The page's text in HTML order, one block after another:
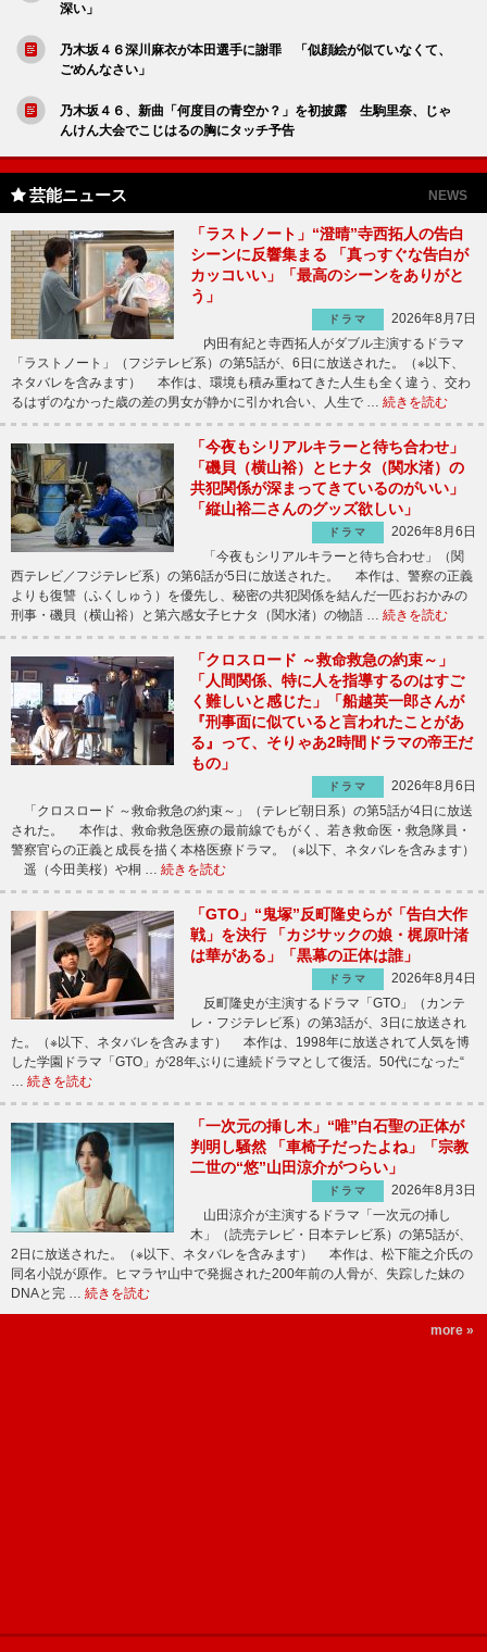
深い」
乃木坂４６深川麻衣が本田選手に謝罪 「似顔絵が似ていなくて、
ごめんなさい」
乃木坂４６、新曲「何度目の青空か？」を初披露 生駒里奈、じゃ
んけん大会でこじはるの胸にタッチ予告
芸能ニュース NEWS
「ラストノート」“澄晴”寺西拓人の告白
シーンに反響集まる 「真っすぐな告白が
カッコいい」「最高のシーンをありがと
う」
ドラマ
2026年8月7日
内田有紀と寺西拓人がダブル主演するドラマ
「ラストノート」（フジテレビ系）の第5話が、6日に放送された。（※以下、
ネタバレを含みます） 本作は、環境も積み重ねてきた人生も全く違う、交わ
るはずのなかった歳の差の男女が静かに引かれ合い、人生で … 続きを読む
「今夜もシリアルキラーと待ち合わせ」
「磯貝（横山裕）とヒナタ（関水渚）の
共犯関係が深まってきているのがいい」
「縦山裕二さんのグッズ欲しい」
ドラマ
2026年8月6日
「今夜もシリアルキラーと待ち合わせ」（関
西テレビ／フジテレビ系）の第6話が5日に放送された。 本作は、警察の正義
よりも復讐（ふくしゅう）を優先し、秘密の共犯関係を結んだ一匹おおかみの
刑事・磯貝（横山裕）と第六感女子ヒナタ（関水渚）の物語 … 続きを読む
「クロスロード ～救命救急の約束～」
「人間関係、特に人を指導するのはすご
く難しいと感じた」「船越英一郎さんが
『刑事面に似ていると言われたことがあ
る』って、そりゃあ2時間ドラマの帝王だ
もの」
ドラマ
2026年8月6日
「クロスロード ～救命救急の約束～」（テレビ朝日系）の第5話が4日に放送
された。 本作は、救命救急医療の最前線でもがく、若き救命医・救急隊員・
警察官らの正義と成長を描く本格医療ドラマ。（※以下、ネタバレを含みます）
遥（今田美桜）や桐 … 続きを読む
「GTO」“鬼塚”反町隆史らが「告白大作
戦」を決行 「カジサックの娘・梶原叶渚
は華がある」「黒幕の正体は誰」
ドラマ
2026年8月4日
反町隆史が主演するドラマ「GTO」（カンテ
レ・フジテレビ系）の第3話が、3日に放送され
た。（※以下、ネタバレを含みます） 本作は、1998年に放送されて人気を博
した学園ドラマ「GTO」が28年ぶりに連続ドラマとして復活。50代になった“
… 続きを読む
「一次元の挿し木」“唯”白石聖の正体が
判明し騒然 「車椅子だったよね」「宗教
二世の“悠”山田涼介がつらい」
ドラマ
2026年8月3日
山田涼介が主演するドラマ「一次元の挿し
木」（読売テレビ・日本テレビ系）の第5話が、
2日に放送された。（※以下、ネタバレを含みます） 本作は、松下龍之介氏の
同名小説が原作。ヒマラヤ山中で発掘された200年前の人骨が、失踪した妹の
DNAと完 … 続きを読む
more »